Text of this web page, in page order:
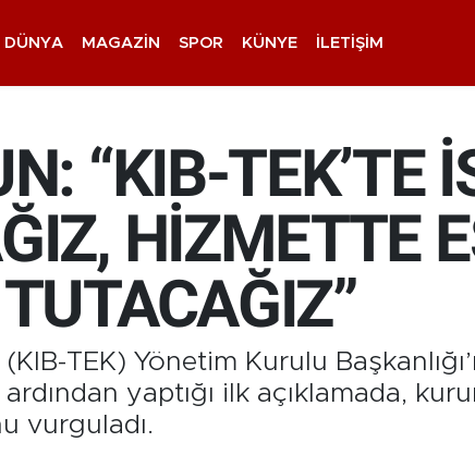
DÜNYA MAGAZIN SPOR KÜNYE İLETIŞIM
“KIB-TEK’TE
HİZMETTE
TEK) Yönetim Kurulu
yaptığı ilk açıklamada,
vurguladı.